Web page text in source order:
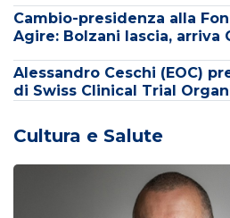
Cambio-presidenza alla
Agire: Bolzani lascia, arriva
Alessandro Ceschi (EOC)
di Swiss Clinical Trial
Cultura e Salute